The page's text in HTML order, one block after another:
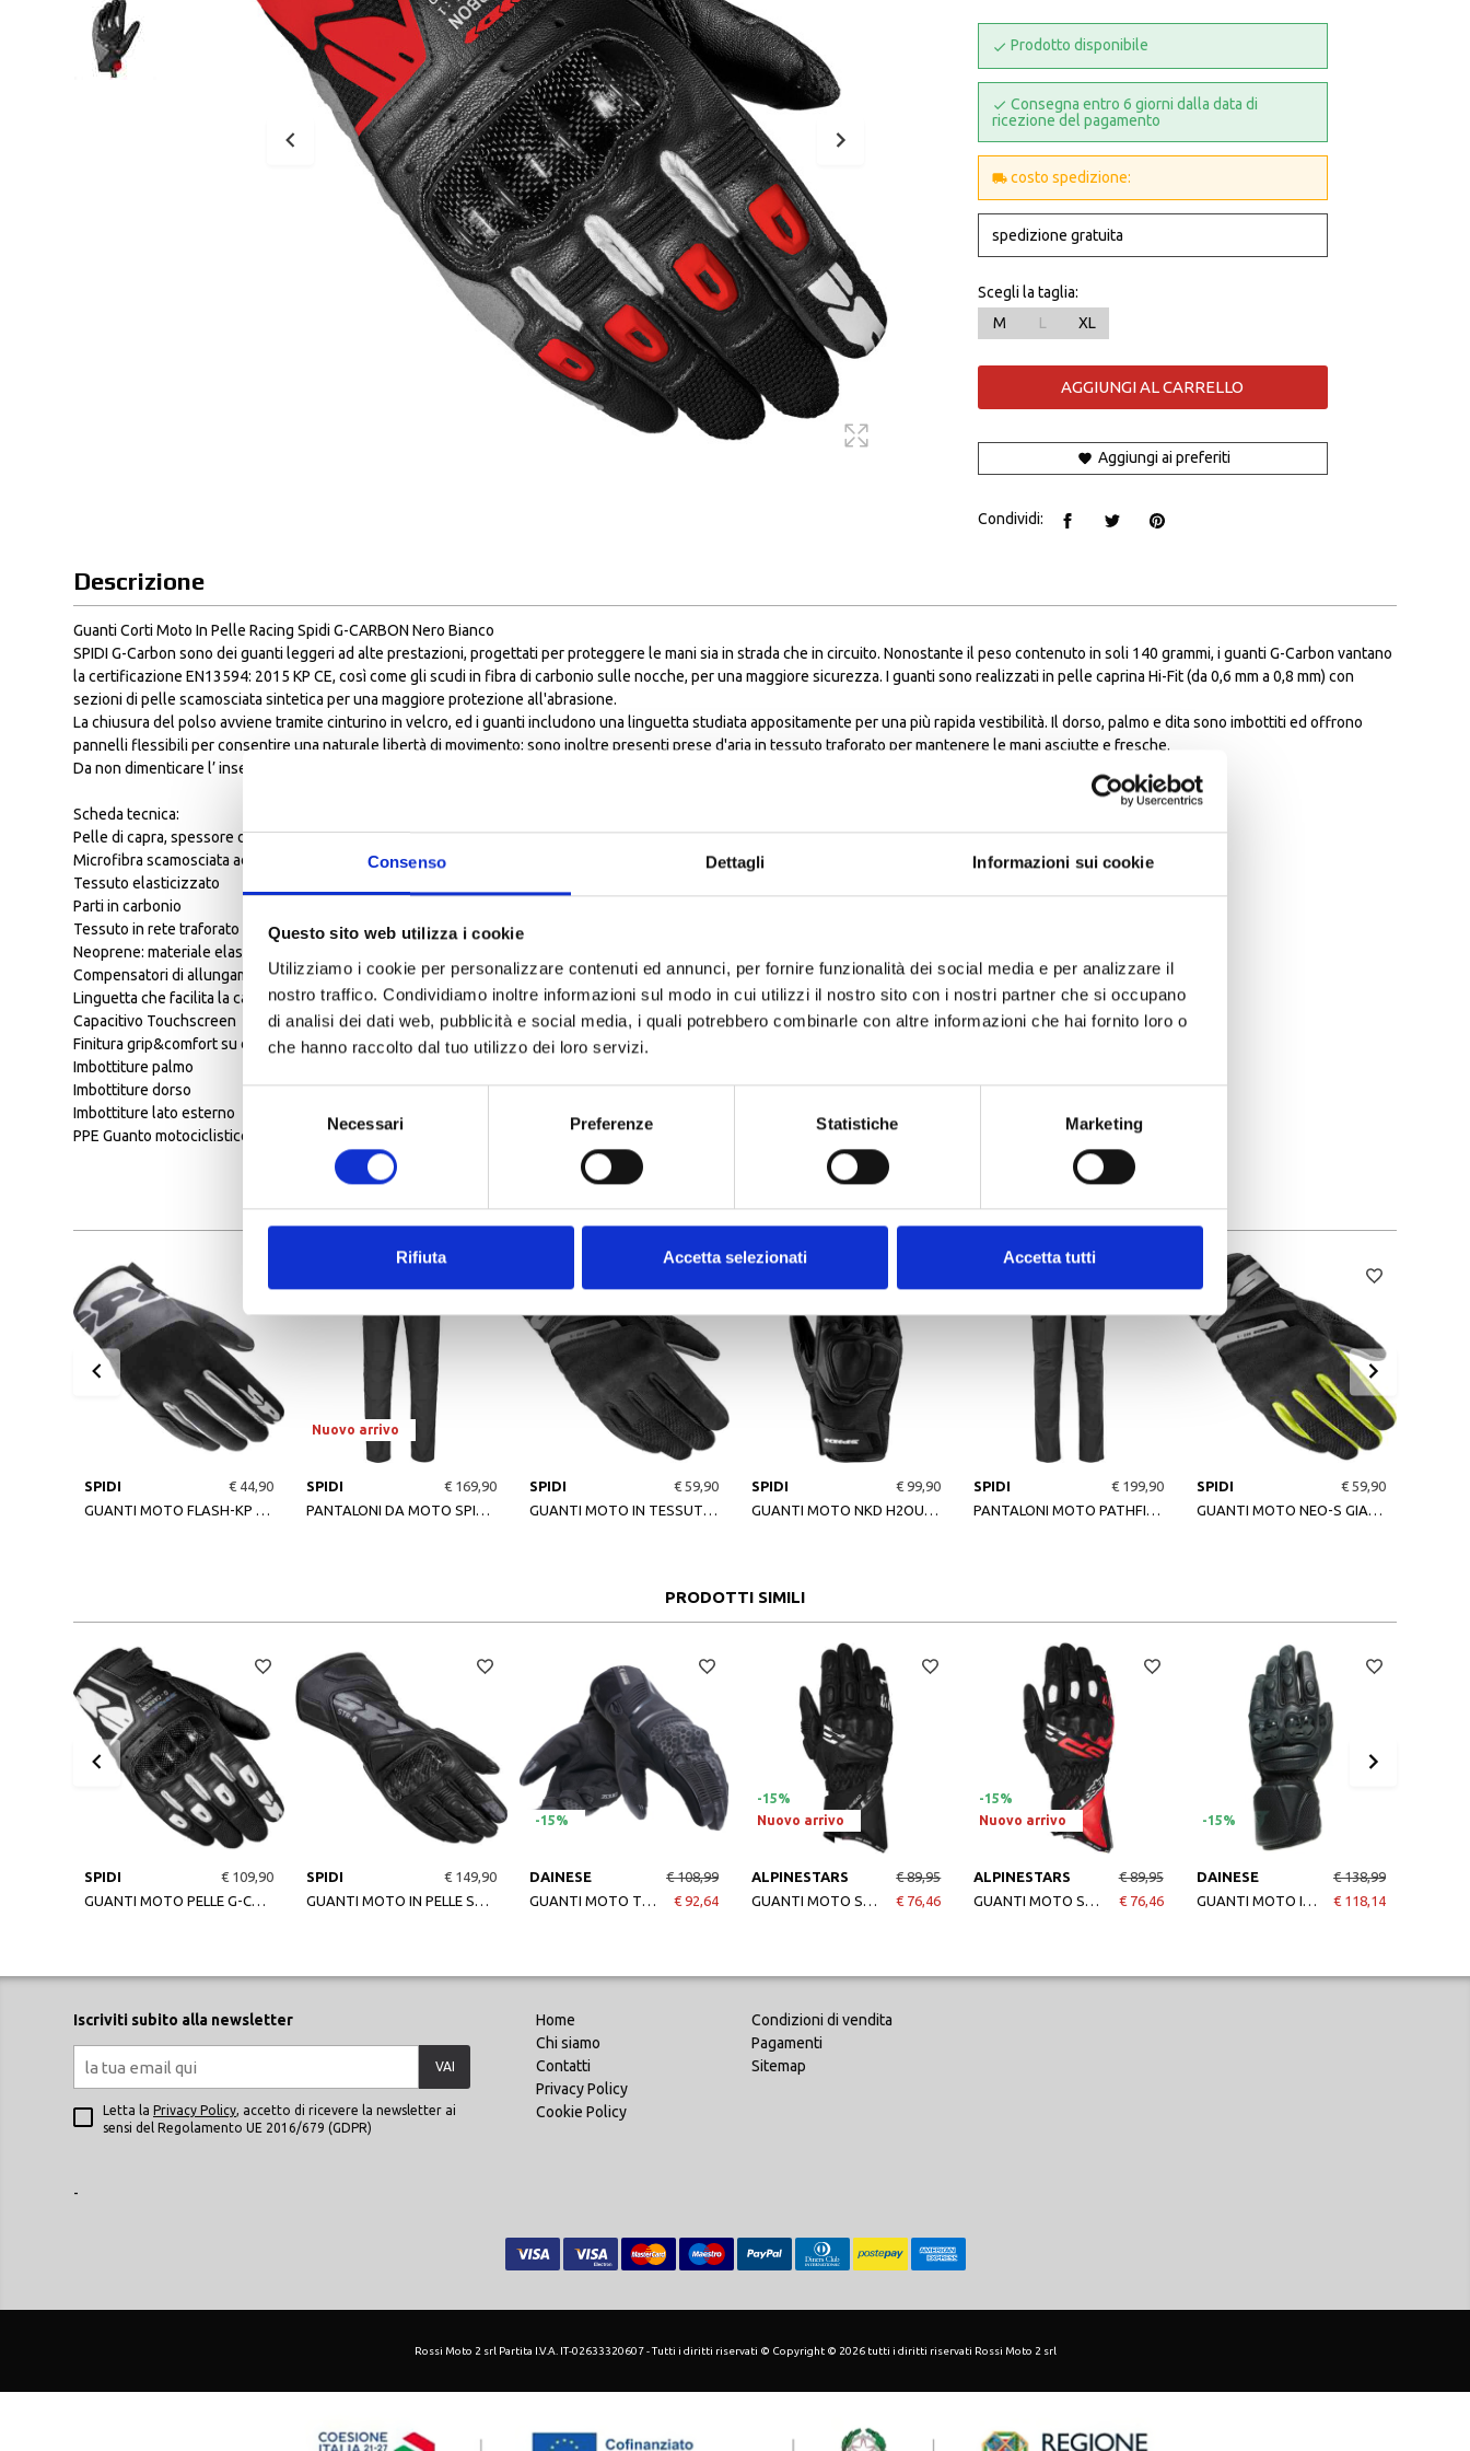
Consenso Dettagli Informazioni sui cookie
Questo sito web utilizza i cookie
Utilizziamo i cookie per personalizzare contenuti ed annunci, per fornire funzionalità dei social media e per analizzare il
nostro traffico. Condividiamo inoltre informazioni sul modo in cui utilizzi il nostro sito con i nostri partner che si occupano
di analisi dei dati web, pubblicità e social media, i quali potrebbero combinarle con altre informazioni che hai fornito loro o
che hanno raccolto dal tuo utilizzo dei loro servizi.
Necessari Preferenze Statistiche Marketing
Rifiuta Accetta selezionati Accetta tutti
Traforati
Scarpe
Stivali Racing
Stivali Touring
Pantaloni
Sottocasco
Sottoguanti
Prodotto disponibile
Consegna entro 6 giorni dalla data di
ricezione del pagamento
costo spedizione:
spedizione gratuita
Scegli la taglia:
M
L XL
AGGIUNGI AL CARRELLO
Aggiungi ai preferiti
Condividi:
Descrizione
Guanti Corti Moto In Pelle Racing Spidi G-CARBON Nero Bianco
SPIDI G-Carbon sono dei guanti leggeri ad alte prestazioni, progettati per proteggere le mani sia in strada che in circuito. Nonostante il peso contenuto in soli 140 grammi, i guanti G-Carbon vantano
la certificazione EN13594: 2015 KP CE, così come gli scudi in fibra di carbonio sulle nocche, per una maggiore sicurezza. I guanti sono realizzati in pelle caprina Hi-Fit (da 0,6 mm a 0,8 mm) con
sezioni di pelle scamosciata sintetica per una maggiore protezione all'abrasione.
La chiusura del polso avviene tramite cinturino in velcro, ed i guanti includono una linguetta studiata appositamente per una più rapida vestibilità. Il dorso, palmo e dita sono imbottiti ed offrono
pannelli flessibili per consentire una naturale libertà di movimento; sono inoltre presenti prese d'aria in tessuto traforato per mantenere le mani asciutte e fresche.
Da non dimenticare l’ inserto in materiale touchscreen sul dito indice, ideale per utilizzare un GPS, lo smartphone ed altri dispositivi senza rimuovere i guanti.
Scheda tecnica:
Pelle di capra, spessore di 0.6/ 0.8 mm, alta vestibilità e sensibilità alla guida
Microfibra scamosciata ad alta resistenza
Tessuto elasticizzato
Parti in carbonio
Tessuto in rete traforato
Neoprene: materiale elastico confortevole e impermeabile
Compensatori di allungamento a canne
Linguetta che facilita la calzata del guanto
Capacitivo Touchscreen
Finitura grip&comfort su dita
Imbottiture palmo
Imbottiture dorso
Imbottiture lato esterno
PPE Guanto motociclistico protettivo certificato EN 13594:2015 con nocche certificate liv.1
ALTRI PRODOTTI SPIDI
SPIDI
€ 44,90
Nuovo arrivo
SPIDI
€ 169,90
SPIDI
€ 59,90
SPIDI
€ 99,90
SPIDI
€ 199,90
SPIDI
€ 59,90
PRODOTTI SIMILI
SPIDI
GUANTI MOTO PELLE G-CARBON NERO/BIANCO
€ 109,90
SPIDI
GUANTI MOTO IN PELLE STR-6 NERO
€ 149,90
-15%
DAINESE
GUANTI MOTO TEMPEST 2 DDRY SHORT GLOVES BLACK
€ 108,99
€ 92,64
-15%
Nuovo arrivo
ALPINESTARS
GUANTI MOTO SP-3 BLACK
€ 89,95
€ 76,46
-15%
Nuovo arrivo
ALPINESTARS
GUANTI MOTO SP-3 BLACK BRIGHT RED WHITE
€ 89,95
€ 76,46
-15%
DAINESE
GUANTI MOTO IMPETO GLOVES BLACK-BLACK
€ 138,99
€ 118,14
Iscriviti subito alla newsletter
VAI
Letta la Privacy Policy, accetto di ricevere la newsletter ai
sensi del Regolamento UE 2016/679 (GDPR)
Home
Chi siamo
Contatti
Privacy Policy
Cookie Policy
Condizioni di vendita
Pagamenti
Sitemap
-
Rossi Moto 2 srl Partita I.V.A. IT-02633320607 - Tutti i diritti riservati © Copyright © 2026 tutti i diritti riservati Rossi Moto 2 srl